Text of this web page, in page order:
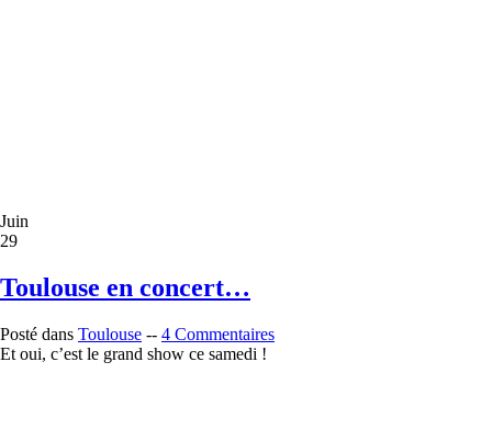
Juin
29
Toulouse en concert…
Posté dans Toulouse -- 4 Commentaires
Et oui, c’est le grand show ce samedi !